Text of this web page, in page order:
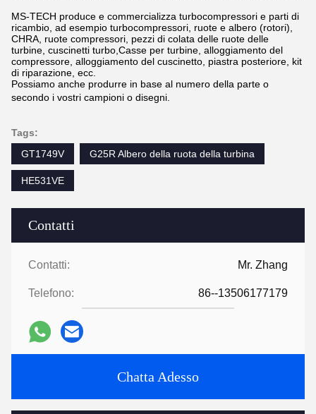
Contatti
Contatti: Mr. Zhang
Telefono: 86--13506177179
Chatta Adesso
MS-TECH produce e commercializza turbocompressori e parti di
ricambio, ad esempio turbocompressori, ruote e albero (rotori),
CHRA, ruote compressori, pezzi di colata delle ruote delle
turbine, cuscinetti turbo,Casse per turbine, alloggiamento del
compressore, alloggiamento del cuscinetto, piastra posteriore, kit
di riparazione, ecc.
Possiamo anche produrre in base al numero della parte o
secondo i vostri campioni o disegni.
Tags:
GT1749V
G25R Albero della ruota della turbina
HE531VE